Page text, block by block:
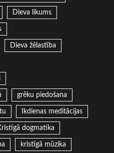
Dieva likums
Dieva žēlastība
grēku piedošana
Ikdienas meditācijas
dogmatika
kristīgā mūzika